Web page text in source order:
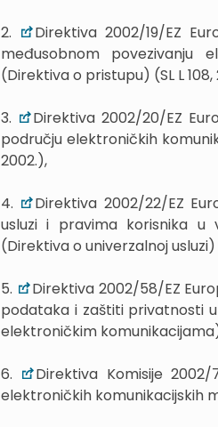
2.
Direktiva 2002/19/EZ
međusobnom povezivanju
(Direktiva o pristupu) (SL L 108,
3.
Direktiva 2002/20/EZ
području elektroničkih
2002.),
4.
Direktiva 2002/22/EZ
usluzi i pravima korisnika u
(Direktiva o univerzalnoj usluzi)
5.
Direktiva 2002/58/EZ
podataka i zaštiti privatnosti
elektroničkim komunikacijama)
6.
Direktiva Komisije
elektroničkih komunikacijskih